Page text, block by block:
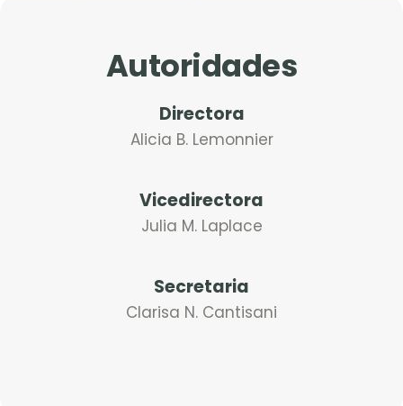
Autoridades
Directora
Alicia B. Lemonnier
Vicedirectora
Julia M. Laplace
Secretaria
Clarisa N. Cantisani